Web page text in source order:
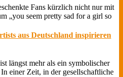
Fans kürzlich nicht nur mit
„you seem pretty sad for a girl so
aus Deutschland inspirieren
längst mehr als ein symbolischer
einer Zeit, in der gesellschaftliche